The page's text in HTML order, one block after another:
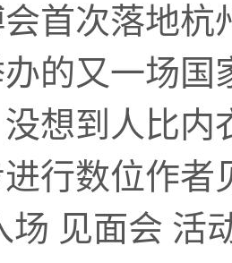
首次落地
的又一场
想到人比
行数位作者
场 见面会 活